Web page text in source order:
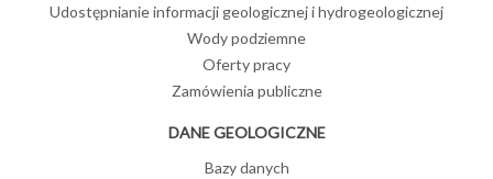
Udostępnianie informacji geologicznej i hydrogeologicznej
Wody podziemne
Oferty pracy
Zamówienia publiczne
DANE GEOLOGICZNE
Bazy danych